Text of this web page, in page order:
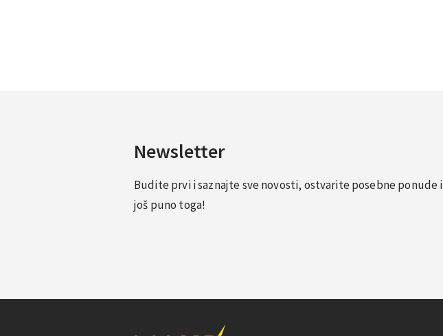
Newsletter
Budite prvi i saznajte sve novosti, ostvarite posebne ponude i
još puno toga!